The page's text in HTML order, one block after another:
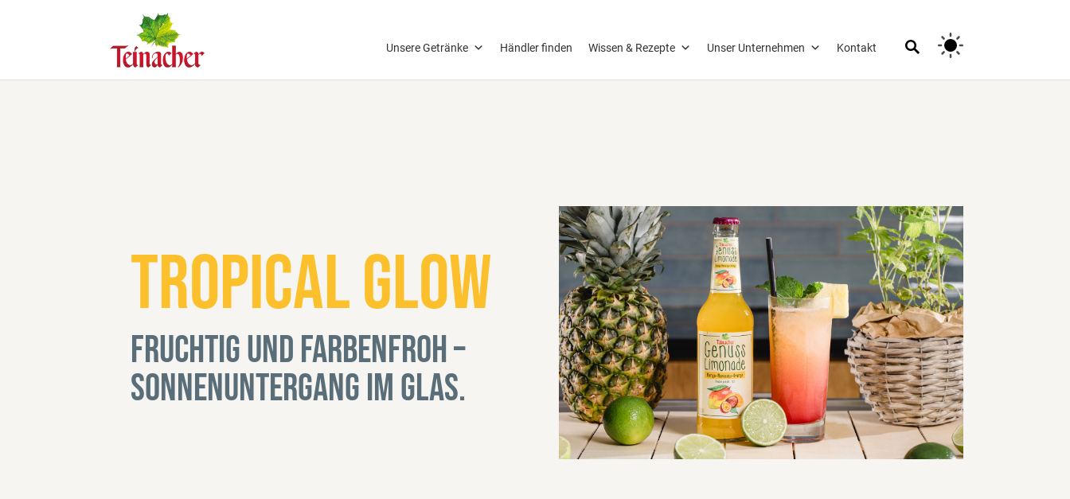
Unsere Getränke Händler finden Wissen & Rezepte Unser Unternehmen Kontakt
Tropical Glow
Fruchtig und farbenfroh –
Sonnenuntergang im Glas.